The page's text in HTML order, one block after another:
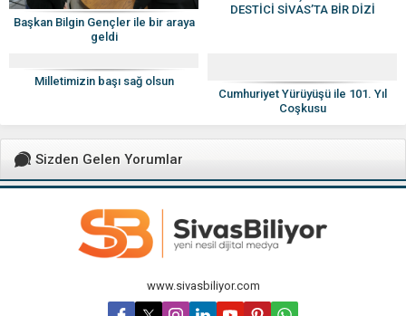
Başkan Bilgin Gençler ile bir araya
geldi
DESTİCİ SİVAS’TA BİR DİZİ
Milletimizin başı sağ olsun
Cumhuriyet Yürüyüşü ile 101. Yıl
Coşkusu
Sizden Gelen Yorumlar
www.sivasbiliyor.com